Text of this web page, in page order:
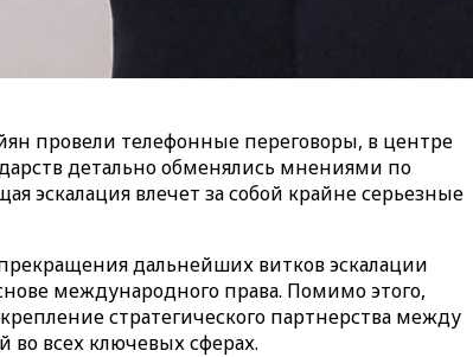
провели телефонные переговоры, в центре
детально обменялись мнениями по
эскалация влечет за собой крайне серьезные
дальнейших витков эскалации
международного права. Помимо этого,
стратегического партнерства между
всех ключевых сферах.